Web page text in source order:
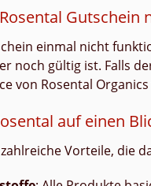
Gutschein
einmal nicht
noch gültig ist. Falls
von Rosental
auf einen
Vorteile, die